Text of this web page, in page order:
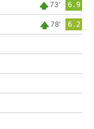
73' 6.9
78' 6.2